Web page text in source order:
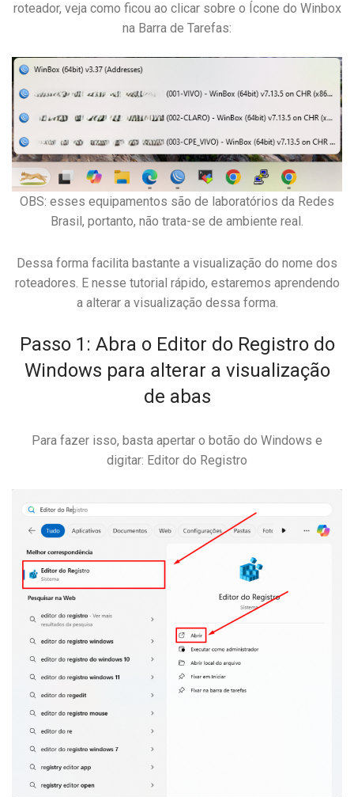
roteador, veja como ficou ao clicar sobre o Ícone do Winbox
na Barra de Tarefas:
OBS: esses equipamentos são de laboratórios da Redes
Brasil, portanto, não trata-se de ambiente real.
Dessa forma facilita bastante a visualização do nome dos
roteadores. E nesse tutorial rápido, estaremos aprendendo
a alterar a visualização dessa forma.
Passo 1: Abra o Editor do Registro do
Windows para alterar a visualização
de abas
Para fazer isso, basta apertar o botão do Windows e
digitar: Editor do Registro